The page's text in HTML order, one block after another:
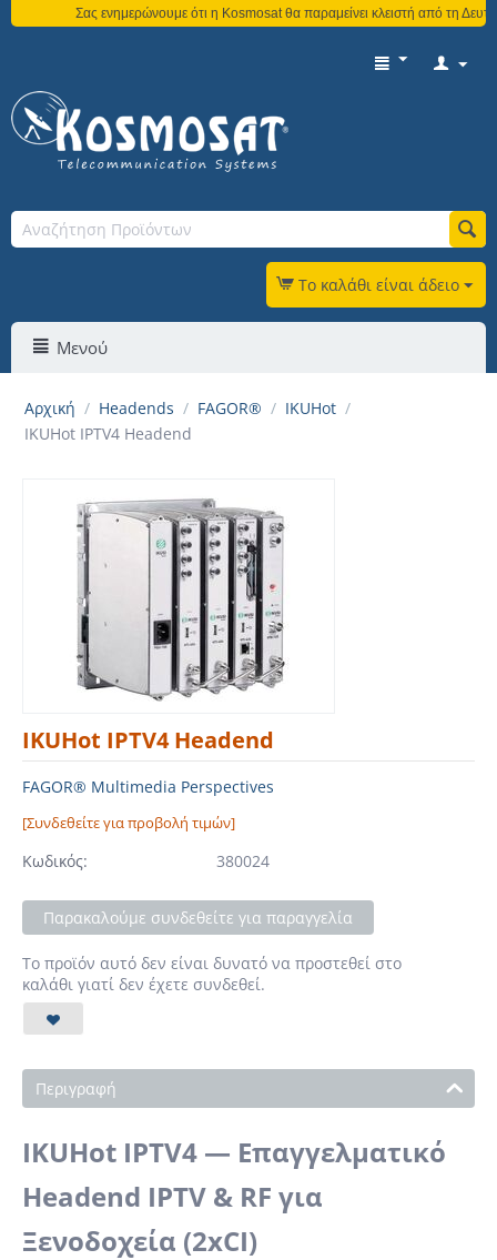
Σας ενημερώνουμε ότι η Kosmosat θα παραμείνει κλειστή από τη
Το καλάθι είναι άδειο
Μενού
Αρχική / Headends / FAGOR® / IKUHot /
IKUHot IPTV4 Headend
IKUHot IPTV4 Headend
FAGOR® Multimedia Perspectives
[Συνδεθείτε για προβολή τιμών]
Κωδικός: 380024
Παρακαλούμε συνδεθείτε για παραγγελία
Το προϊόν αυτό δεν είναι δυνατό να προστεθεί στο
καλάθι γιατί δεν έχετε συνδεθεί.
Περιγραφή
IKUHot IPTV4 — Επαγγελματικό
Headend IPTV & RF για
Ξενοδοχεία (2xCI)